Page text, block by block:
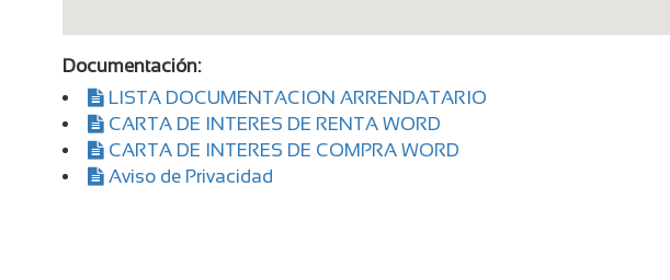
Documentación:
LISTA DOCUMENTACION ARRENDATARIO
CARTA DE INTERES DE RENTA WORD
CARTA DE INTERES DE COMPRA WORD
Aviso de Privacidad